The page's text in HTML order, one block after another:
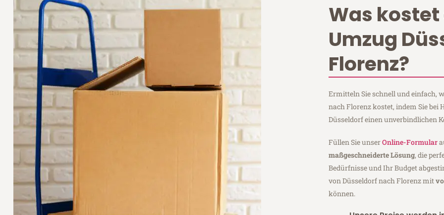
Was kostet
Umzug
Florenz?
Ermitteln Sie schnell und einfach,
nach Florenz kostet, indem Sie bei
Düsseldorf einen unverbindlichen
Füllen Sie unserOnline-Formular
maßgeschneiderte Lösung, die
Bedürfnisse und Ihr Budget
von Düsseldorf nach Florenz mit
können.